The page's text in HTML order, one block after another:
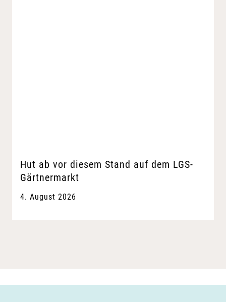
Hut ab vor diesem Stand auf dem LGS-
Gärtnermarkt
4. August 2026